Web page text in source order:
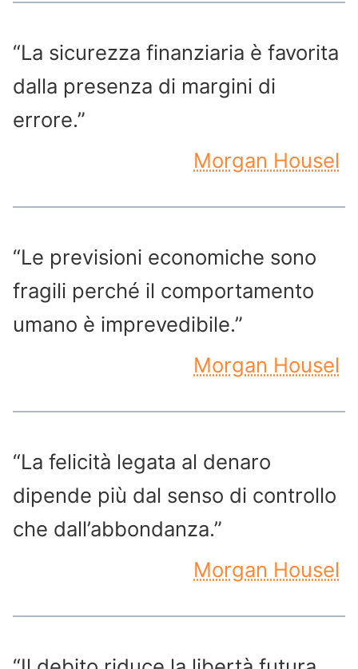
“La sicurezza finanziaria è favorita
dalla presenza di margini di
errore.”
Morgan Housel
“Le previsioni economiche sono
fragili perché il comportamento
umano è imprevedibile.”
Morgan Housel
“La felicità legata al denaro
dipende più dal senso di controllo
che dall’abbondanza.”
Morgan Housel